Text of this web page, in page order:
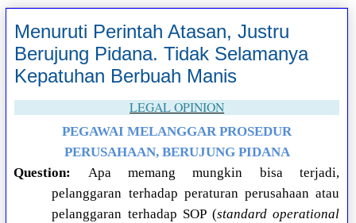
Menuruti Perintah Atasan, Justru
Berujung Pidana. Tidak Selamanya
Kepatuhan Berbuah Manis
LEGAL OPINION
PEGAWAI MELANGGAR PROSEDUR
PERUSAHAAN, BERUJUNG PIDANA
Question:
Apa memang mungkin bisa terjadi,
pelanggaran terhadap peraturan perusahaan atau
pelanggaran terhadap SOP (standard operational